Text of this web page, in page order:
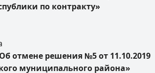
по контракту»
отмене решения №5 от 11.10.2019
муниципального района»